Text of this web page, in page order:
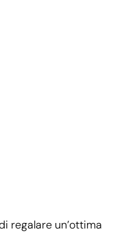
regalare un’ottima